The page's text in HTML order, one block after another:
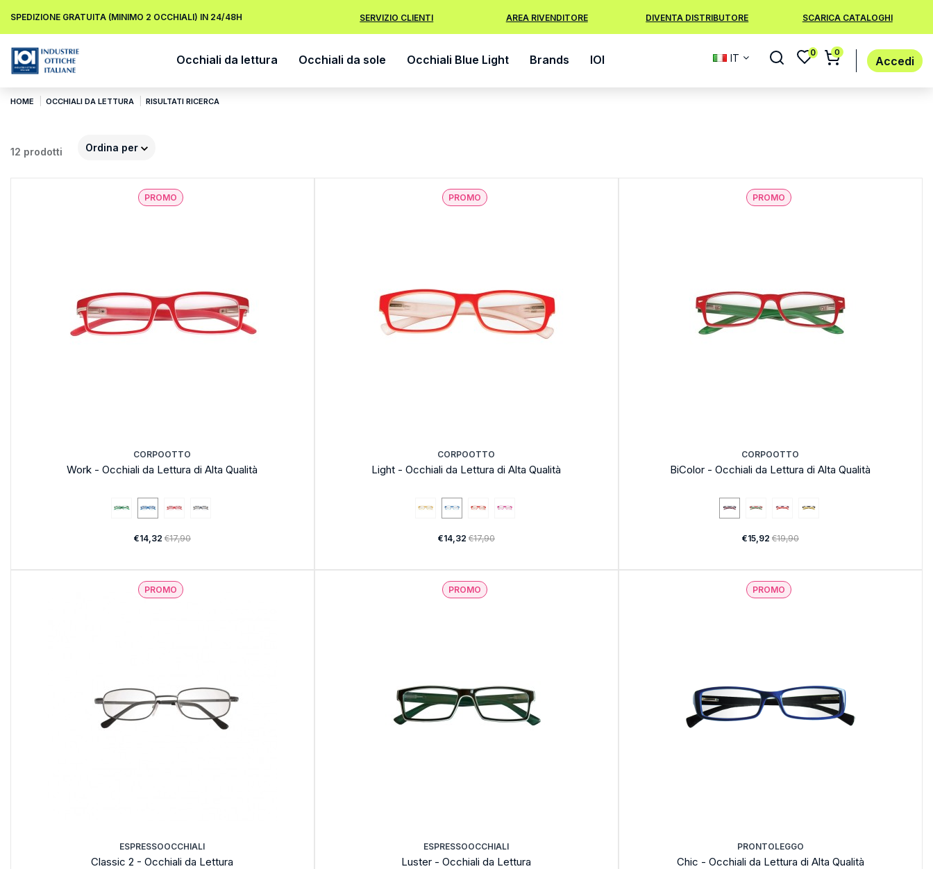
SPEDIZIONE GRATUITA (MINIMO 2 OCCHIALI) IN 24/48H SERVIZIO CLIENTI AREA RIVENDITORE DIVENTA DISTRIBUTORE SCARICA CATALOGHI
Occhiali da lettura Occhiali da sole Occhiali Blue Light Brands IOI IT 0 0
Accedi
HOME OCCHIALI DA LETTURA RISULTATI RICERCA
12 prodotti Ordina per
PROMO
CORPOOTTO
Work - Occhiali da Lettura di Alta Qualità
€14,32 €17,90
PROMO
CORPOOTTO
Light - Occhiali da Lettura di Alta Qualità
€14,32 €17,90
PROMO
CORPOOTTO
BiColor - Occhiali da Lettura di Alta Qualità
€15,92 €19,90
PROMO
ESPRESSOOCCHIALI
Classic 2 - Occhiali da Lettura
PROMO
ESPRESSOOCCHIALI
Luster - Occhiali da Lettura
PROMO
PRONTOLEGGO
Chic - Occhiali da Lettura di Alta Qualità